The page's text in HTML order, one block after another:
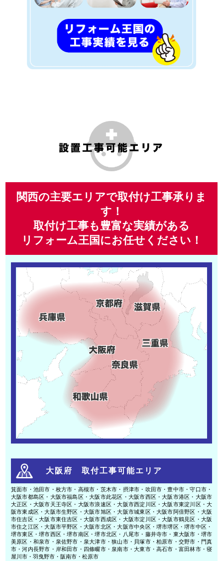
関西の主要エリアで取付け工事承りま
す！
取付け工事も豊富な実績がある
リフォーム王国にお任せください！
大阪府 取付工事可能エリア
箕面市・池田市・枚方市・高槻市・茨木市・摂津市・吹田市・豊中市・守口市・
大阪市都島区・大阪市福島区・大阪市此花区・大阪市西区・大阪市港区・大阪市
大正区・大阪市天王寺区・大阪市浪速区・大阪市西淀川区・大阪市東淀川区・大
阪市東成区・大阪市生野区・大阪市旭区・大阪市城東区・大阪市阿倍野区・大阪
市住吉区・大阪市東住吉区・大阪市西成区・大阪市淀川区・大阪市鶴見区・大阪
市住之江区・大阪市平野区・大阪市北区・大阪市中央区・堺市堺区・堺市中区・
堺市東区・堺市西区・堺市南区・堺市北区・八尾市・藤井寺市・東大阪市・堺市
美原区・和泉市・泉佐野市・泉大津市・狭山市・貝塚市・柏原市・交野市・門真
市・河内長野市・岸和田市・四條畷市・泉南市・大東市・高石市・富田林市・寝
屋川市・羽曳野市・阪南市・松原市